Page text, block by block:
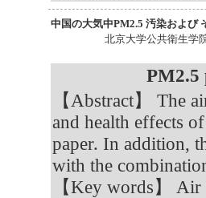
中国の大気中PM2.5 汚染および
北京大学公共衛生学
PM2.5
【Abstract】 The
and health effects
paper. In addition,
with the
【Key words】